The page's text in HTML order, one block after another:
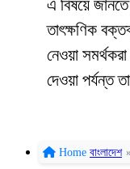
এ বিষয়ে
তাৎক্ষণিক
নেওয়া
দেওয়া পর্যন্ত
Home বাংলাদেশ »